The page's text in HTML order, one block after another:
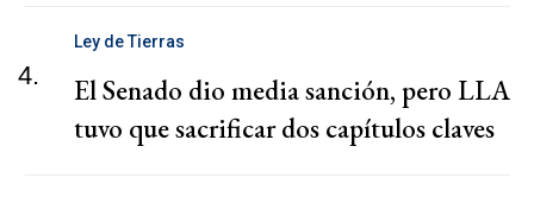
4.
Ley de Tierras
El Senado dio media sanción, pero LLA
tuvo que sacrificar dos capítulos claves